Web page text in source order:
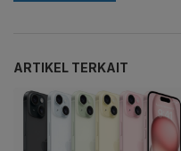
ARTIKEL TERKAIT